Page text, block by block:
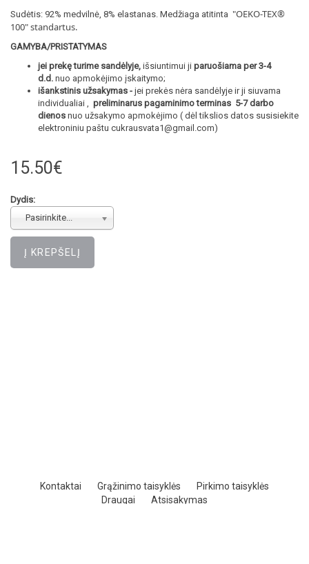
Sudėtis: 92% medvilnė, 8% elastanas. Medžiaga atitinta "OEKO-TEX®
100" standartus.
GAMYBA/PRISTATYMAS
jei prekę turime sandėlyje, išsiuntimui ji paruošiama per 3-4
d.d. nuo apmokėjimo įskaitymo;
išankstinis užsakymas - jei prekės nėra sandėlyje ir ji siuvama
individualiai , preliminarus pagaminimo terminas 5-7 darbo
dienos nuo užsakymo apmokėjimo ( dėl tikslios datos susisiekite
elektroniniu paštu cukrausvata1@gmail.com)
15.50€
Dydis:
Pasirinkite...
Kontaktai Grąžinimo taisyklės
Pirkimo taisyklės
Draugai
Atsisakymas